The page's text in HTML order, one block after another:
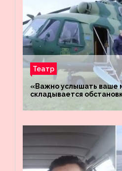
Театр
«Важно услышать ваше
складывается
«Восток»